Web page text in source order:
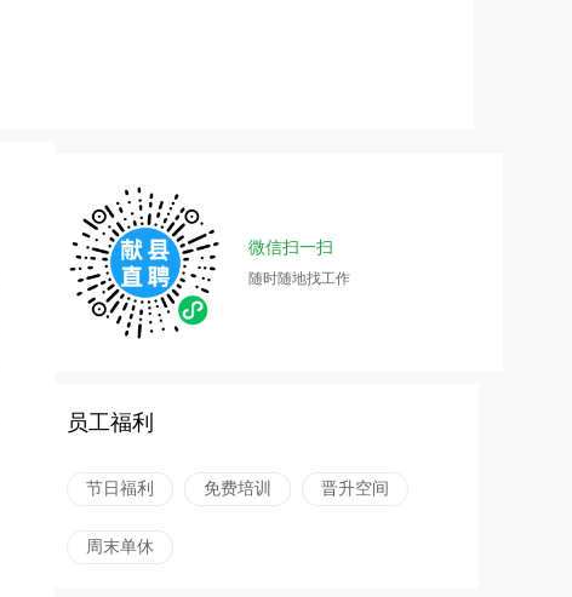
微信扫一扫
随时随地找工作
员工福利
节日福利 免费培训 晋升空间
周末单休